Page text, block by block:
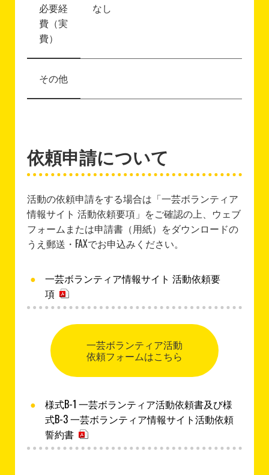
必要経
費（実
費）
なし
その他
依頼申請について
活動の依頼申請をする場合は「一芸ボランティア
情報サイト 活動依頼要項」をご確認の上、ウェブ
フォームまたは申請書（用紙）をダウンロードの
うえ郵送・FAXでお申込みください。
一芸ボランティア情報サイト 活動依頼要
項
一芸ボランティア活動
依頼フォームはこちら
様式B-1 一芸ボランティア活動依頼書及び様
式B-3 一芸ボランティア情報サイト活動依頼
誓約書